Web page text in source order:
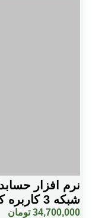
نرم افزار
شبکه 3 کاربره کد15
34,700,000 تومان